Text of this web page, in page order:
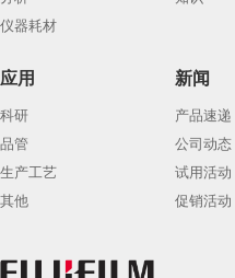
仪器耗材
应用
科研
品管
生产工艺
其他
新闻
产品速递
公司动态
试用活动
促销活动